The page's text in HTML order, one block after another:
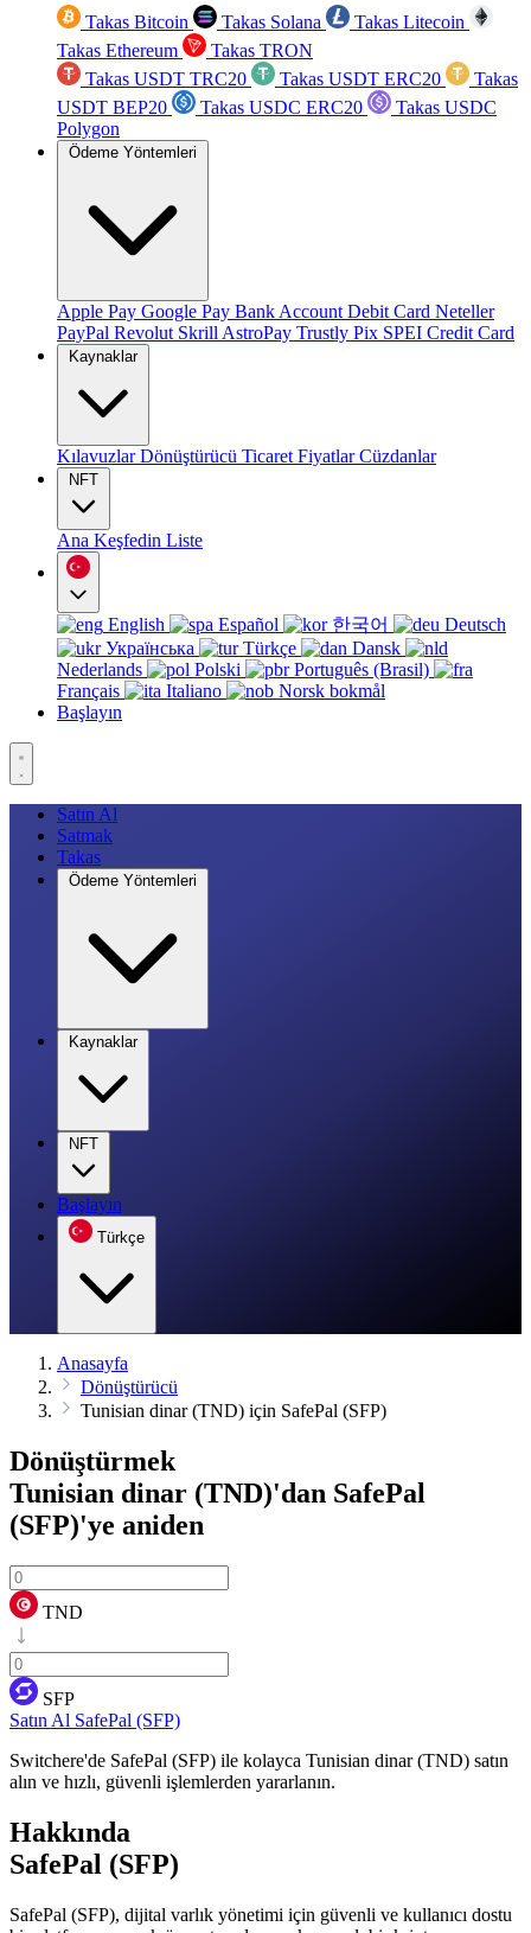
Takas Bitcoin Takas Solana
Takas Litecoin
Takas Ethereum
Takas TRON
Takas USDT TRC20
Takas USDT ERC20
Takas
USDT BEP20
Takas USDC ERC20
Takas USDC
Polygon
Ödeme Yöntemleri
Apple Pay Google Pay Bank Account Debit Card Neteller
PayPal Revolut Skrill AstroPay Trustly Pix SPEI Credit Card
Kaynaklar
KılavuzlarDönüştürücü Ticaret FiyatlarCüzdanlar
NFT
Ana Keşfedin Liste
English Español 한국어
Deutsch
Українська
Türkçe
Dansk
Nederlands
Polski
Português (Brasil)
Français
Italiano
Norsk bokmål
Başlayın
Satın Al
Satmak
Takas
Ödeme Yöntemleri
Kaynaklar
NFT
Başlayın
Türkçe
Anasayfa
Dönüştürücü
Tunisian dinar (TND) için SafePal (SFP)
Dönüştürmek
Tunisian dinar (TND)'dan SafePal
(SFP)'ye aniden
TND
SFP
Satın Al SafePal (SFP)
Switchere'de SafePal (SFP) ile kolayca Tunisian dinar (TND) satın
alın ve hızlı, güvenli işlemlerden yararlanın.
Hakkında
SafePal (SFP)
SafePal (SFP), dijital varlık yönetimi için güvenli ve kullanıcı dostu